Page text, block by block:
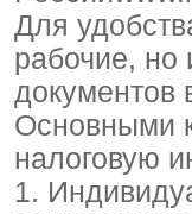
Для
рабочие,
документов
Основными
налоговую
1.